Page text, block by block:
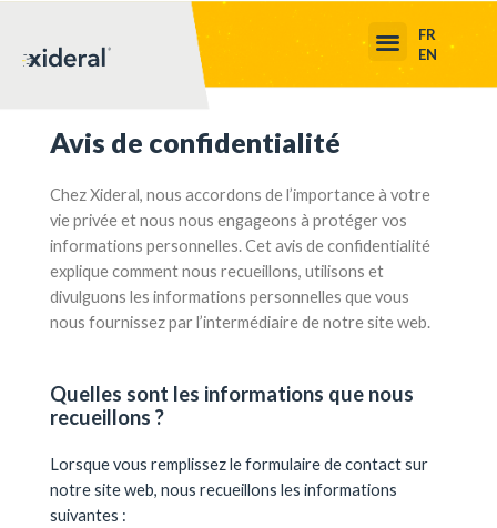
FR
EN
Avis de confidentialité
Chez Xideral, nous accordons de l’importance à votre
vie privée et nous nous engageons à protéger vos
informations personnelles. Cet avis de confidentialité
explique comment nous recueillons, utilisons et
divulguons les informations personnelles que vous
nous fournissez par l’intermédiaire de notre site web.
Quelles sont les informations que nous
recueillons ?
Lorsque vous remplissez le formulaire de contact sur
notre site web, nous recueillons les informations
suivantes :